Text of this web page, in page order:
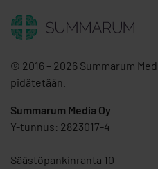
© 2016 – 2026 Summarum
pidätetään.
Summarum Media Oy
Y-tunnus: 2823017-4
Säästöpankinranta 10